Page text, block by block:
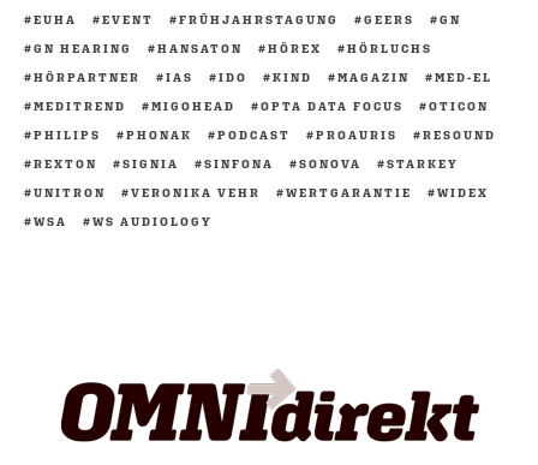
EUHA
EVENT FRÜHJAHRSTAGUNG GEERS
GN
GN HEARING
HANSATON HÖREX
HÖRLUCHS
HÖRPARTNER
IAS IDO KIND MAGAZIN
MED-EL
MEDITREND
MIGOHEAD OPTA DATA FOCUS
OTICON
PHILIPS
PHONAK PODCAST PROAURIS
RESOUND
REXTON
SIGNIA SINFONA SONOVA
STARKEY
UNITRON
VERONIKA VEHR WERTGARANTIE
WIDEX
WSA
WS AUDIOLOGY